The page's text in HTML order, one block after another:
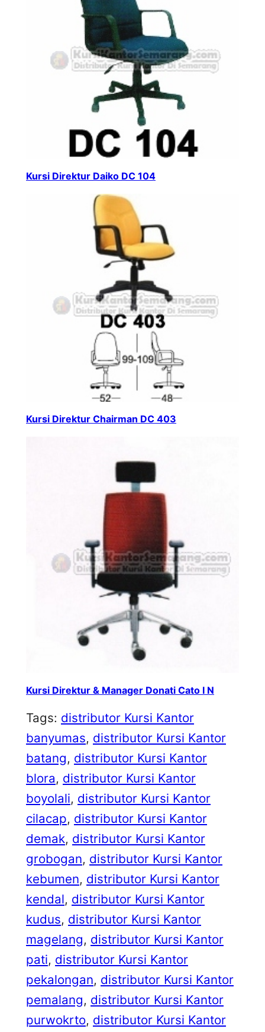
Kursi Direktur Daiko DC 104
Kursi Direktur Chairman DC 403
Kursi Direktur & Manager Donati Cato I N
Tags: distributor Kursi Kantor
banyumas, distributor Kursi Kantor
batang, distributor Kursi Kantor
blora, distributor Kursi Kantor
boyolali, distributor Kursi Kantor
cilacap, distributor Kursi Kantor
demak, distributor Kursi Kantor
grobogan, distributor Kursi Kantor
kebumen, distributor Kursi Kantor
kendal, distributor Kursi Kantor
kudus, distributor Kursi Kantor
magelang, distributor Kursi Kantor
pati, distributor Kursi Kantor
pekalongan, distributor Kursi Kantor
pemalang, distributor Kursi Kantor
purwokrto, distributor Kursi Kantor